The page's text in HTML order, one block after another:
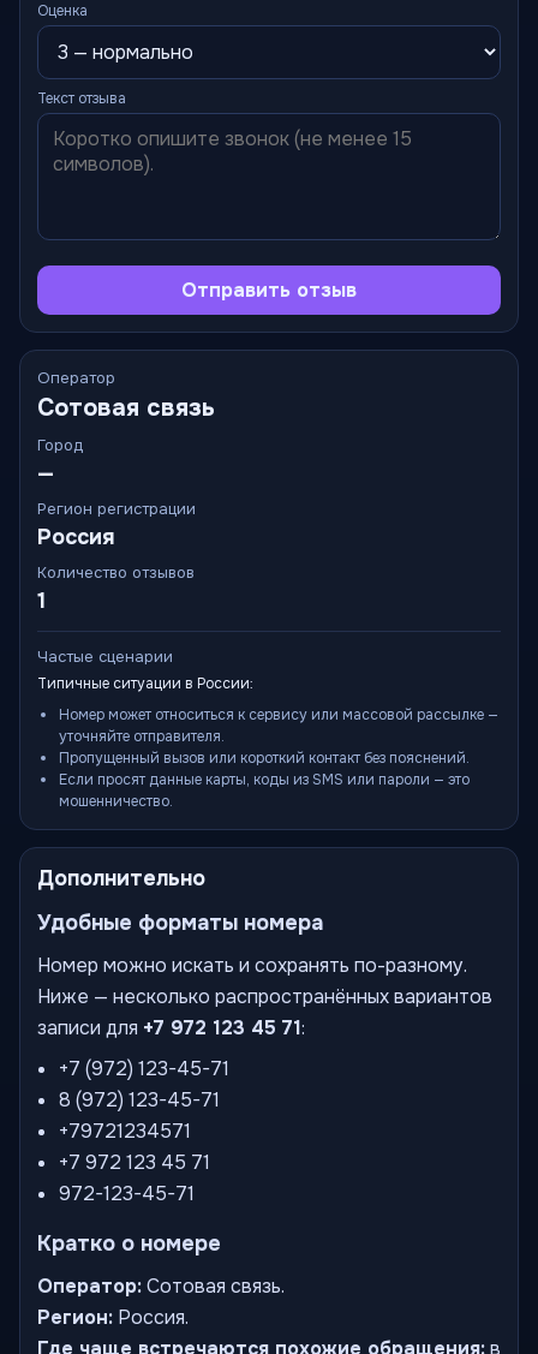
Оценка
Текст отзыва
Отправить отзыв
Оператор
Сотовая связь
Город
—
Регион регистрации
Россия
Количество отзывов
1
Частые сценарии
Типичные ситуации в России:
Номер может относиться к сервису или массовой рассылке —
уточняйте отправителя.
Пропущенный вызов или короткий контакт без пояснений.
Если просят данные карты, коды из SMS или пароли — это
мошенничество.
Дополнительно
Удобные форматы номера
Номер можно искать и сохранять по-разному.
Ниже — несколько распространённых вариантов
записи для +7 972 123 45 71:
+7 (972) 123-45-71
8 (972) 123-45-71
+79721234571
+7 972 123 45 71
972-123-45-71
Кратко о номере
Оператор:Сотовая связь.
Регион: Россия.
Где чаще встречаются похожие обращения:в